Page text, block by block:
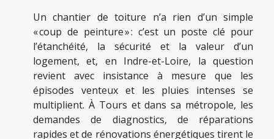
Un chantier de toiture n’a rien d’un simple
« coup de peinture » : c’est un poste clé pour
l’étanchéité, la sécurité et la valeur d’un
logement, et, en Indre-et-Loire, la question
revient avec insistance à mesure que les
épisodes venteux et les pluies intenses se
multiplient. À Tours et dans sa métropole, les
demandes de diagnostics, de réparations
rapides et de rénovations énergétiques tirent le